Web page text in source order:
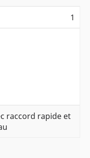
1
raccord rapide et